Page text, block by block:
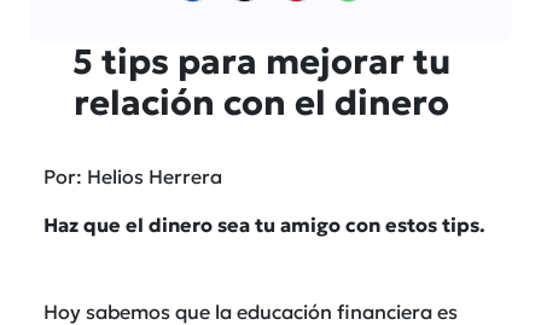
5 tips para mejorar tu
relación con el dinero
Por: Helios Herrera
Haz que el dinero sea tu amigo con estos tips.
Hoy sabemos que la educación financiera es